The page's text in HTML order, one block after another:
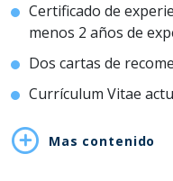
Certificado de
menos 2 años de
Dos cartas de
Currículum Vitae
Mas contenido